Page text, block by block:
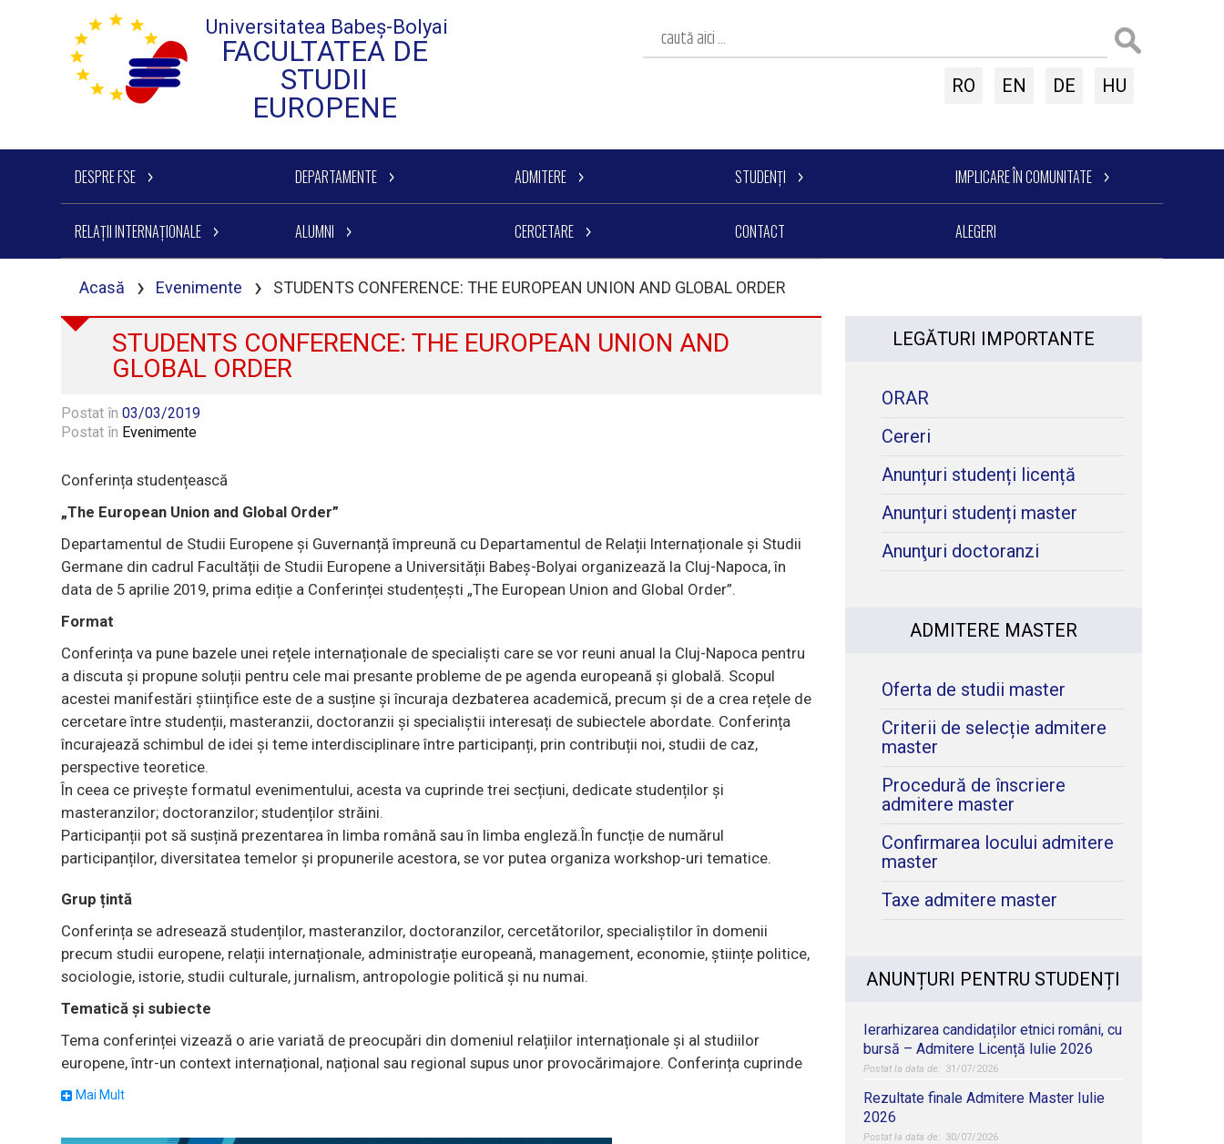
Universitatea Babeș-Bolyai
FACULTATEA DE
STUDII
EUROPENE
RO EN DE HU
DESPRE FSE DEPARTAMENTE ADMITERE STUDENȚI IMPLICARE ÎN COMUNITATE
RELAȚII INTERNAȚIONALE ALUMNI CERCETARE CONTACT ALEGERI
Acasă › Evenimente › STUDENTS CONFERENCE: THE EUROPEAN UNION AND GLOBAL ORDER
STUDENTS CONFERENCE: THE EUROPEAN UNION AND
GLOBAL ORDER
Postat în03/03/2019
Postat în Evenimente
Conferința studențească
„The European Union and Global Order”
Departamentul de Studii Europene și Guvernanță împreună cu Departamentul de Relații Internaționale și Studii
Germane din cadrul Facultății de Studii Europene a Universității Babeș-Bolyai organizează la Cluj-Napoca, în
data de 5 aprilie 2019, prima ediție a Conferinței studențești „The European Union and Global Order”.
Format
Conferința va pune bazele unei rețele internaționale de specialiști care se vor reuni anual la Cluj-Napoca pentru
a discuta și propune soluții pentru cele mai presante probleme de pe agenda europeană și globală. Scopul
acestei manifestări științifice este de a susține și încuraja dezbaterea academică, precum și de a crea rețele de
cercetare între studenții, masteranzii, doctoranzii și specialiștii interesați de subiectele abordate. Conferința
încurajează schimbul de idei și teme interdisciplinare între participanți, prin contribuții noi, studii de caz,
perspective teoretice.
În ceea ce privește formatul evenimentului, acesta va cuprinde trei secțiuni, dedicate studenților și
masteranzilor; doctoranzilor; studenților străini.
Participanții pot să susțină prezentarea în limba română sau în limba engleză.În funcție de numărul
participanților, diversitatea temelor și propunerile acestora, se vor putea organiza workshop-uri tematice.
Grup țintă
Conferința se adresează studenților, masteranzilor, doctoranzilor, cercetătorilor, specialiștilor în domenii
precum studii europene, relații internaționale, administrație europeană, management, economie, științe politice,
sociologie, istorie, studii culturale, jurnalism, antropologie politică și nu numai.
Tematică și subiecte
Tema conferinței vizează o arie variată de preocupări din domeniul relațiilor internaționale și al studiilor
europene, într-un context internațional, național sau regional supus unor provocărimajore. Conferința cuprinde
dezbateri despre Uniunea Europeană într-un context crucial pentru acest proiect politic: iminența Brexit-ului și
Mai Mult
LEGĂTURI IMPORTANTE
ORAR
Cereri
Anunțuri studenți licență
Anunțuri studenți master
Anunţuri doctoranzi
ADMITERE MASTER
Oferta de studii master
Criterii de selecție admitere
master
Procedură de înscriere
admitere master
Confirmarea locului admitere
master
Taxe admitere master
ANUNȚURI PENTRU STUDENȚI
Ierarhizarea candidaților etnici români, cu
bursă – Admitere Licență Iulie 2026
31/07/2026
Rezultate finale Admitere Master Iulie
2026
30/07/2026